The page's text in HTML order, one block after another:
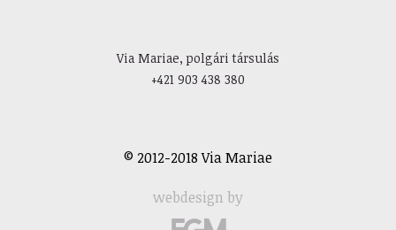
Via Mariae, polgári társulás
+421 903 438 380
© 2012-2018 Via Mariae
webdesign by